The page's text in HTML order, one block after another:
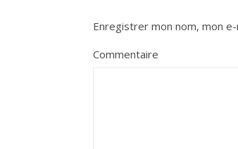
Enregistrer mon nom, mon
Commentaire